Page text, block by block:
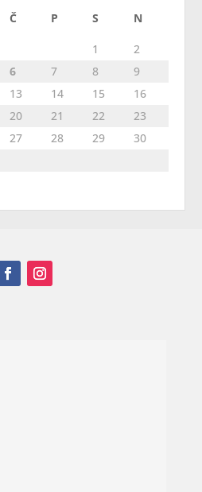
Č P S N
1
2
6 7 8
9
13 14 15
16
20 21 22
23
27 28 29
30